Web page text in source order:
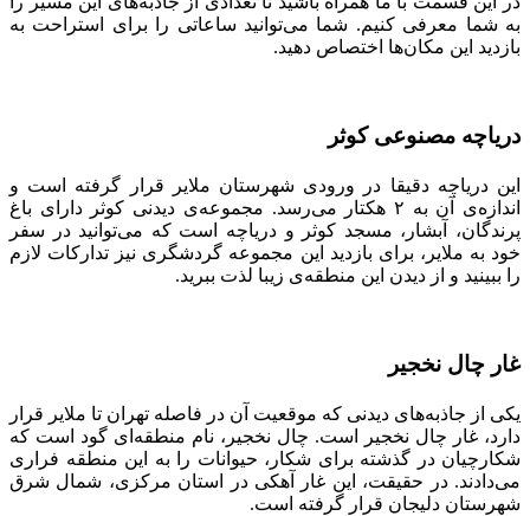
به شما معرفی کنیم. شما می‌توانید ساعاتی را برای استراحت به
بازدید این مکان‌ها اختصاص دهید.
دریاچه مصنوعی کوثر
این دریاچه دقیقا در ورودی شهرستان ملایر قرار گرفته است و
اندازه‌ی آن به ۲ هکتار می‌رسد. مجموعه‌ی دیدنی کوثر دارای باغ
پرندگان، آبشار، مسجد کوثر و دریاچه است که می‌توانید در سفر
خود به ملایر، برای بازدید این مجموعه گردشگری نیز تدارکات لازم
را ببینید و از دیدن این منطقه‌ی زیبا لذت ببرید.
غار چال نخجیر
یکی از جاذبه‌ها‌ی دیدنی که موقعیت آن در فاصله تهران تا ملایر قرار
دارد، غار چال نخجیر است. چال نخجیر، نام منطقه‌ای گود است که
شکارچیان در گذشته برای شکار، حیوانات را به این منطقه فرار‌ی
می‌دادند. در حقیقت، این غار آهکی در استان مرکزی، شمال شرق
شهرستان دلیجان قرار گرفته است.